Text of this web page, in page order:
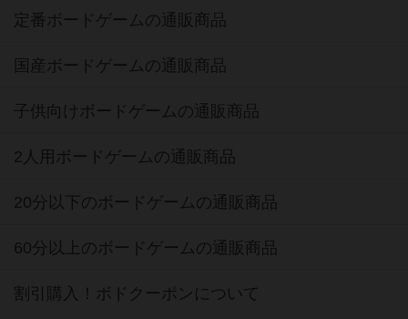
定番ボードゲームの通販商品
国産ボードゲームの通販商品
子供向けボードゲームの通販商品
2人用ボードゲームの通販商品
20分以下のボードゲームの通販商品
60分以上のボードゲームの通販商品
割引購入！ボドクーポンについて